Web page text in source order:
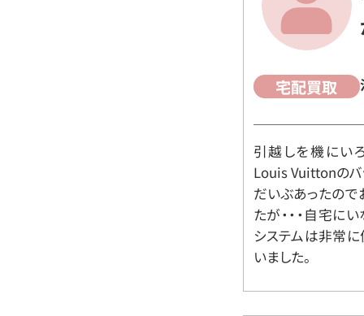
宅配買取
引越しを機にい
Louis Vuittonのバ
だいぶあったので
たが・・・自宅に
システムは非常に
いました。